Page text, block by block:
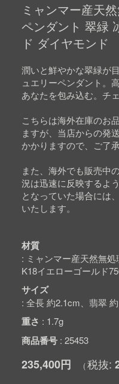
beginning
images
ミャンマー産天
ペンダント 翠緑
ド ダイヤモンド
潤いと鮮やかな翠緑が
ュエリーペンダント。
あなたを包み込む。チ
こちらは海外在庫のお
ますが、当店からの発
かかりますので、ご了
また、海外でも販売中
況は迅速に反映するよ
となっていた場合には
いたします。
材質
ミャンマー産天然無処
K18イエローゴールド
サイズ
全長 約2.1cm、翡翠
重さ 1.7g
商品番号 25453
235,400円